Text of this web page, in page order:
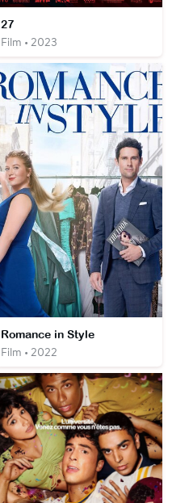
27
Film • 2023
Romance in Style
Film • 2022